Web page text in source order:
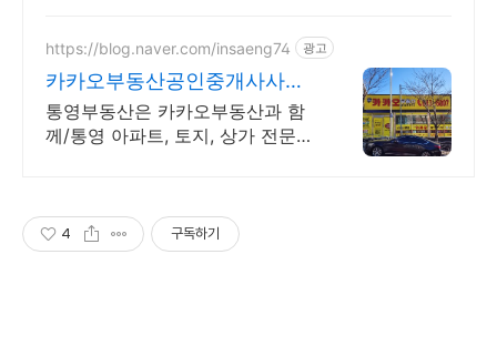
https://blog.naver.com/insaeng74 광고
카카오부동산공인중개사사무
소 통영대표 카카오부동산
통영부동산은 카카오부동산과 함
께/통영 아파트, 토지, 상가 전문상
4 구독하기